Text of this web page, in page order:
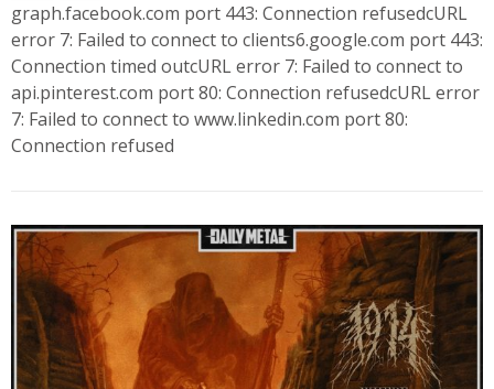
graph.facebook.com port 443: Connection refusedcURL
error 7: Failed to connect to clients6.google.com port 443:
Connection timed outcURL error 7: Failed to connect to
api.pinterest.com port 80: Connection refusedcURL error
7: Failed to connect to www.linkedin.com port 80:
Connection refused